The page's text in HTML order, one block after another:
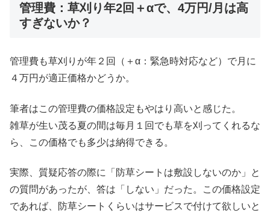
管理費：草刈り年2回＋αで、4万円/月は高
すぎないか？
管理費も草刈りが年２回（＋α：緊急時対応など）で月に
４万円が適正価格かどうか。
筆者はこの管理費の価格設定もやはり高いと感じた。
雑草が生い茂る夏の間は毎月１回でも草を刈ってくれるな
ら、この価格でも多少は納得できる。
実際、質疑応答の際に「防草シートは敷設しないのか」と
の質問があったが、答は「しない」だった。この価格設定
であれば、防草シートくらいはサービスで付けて欲しいと